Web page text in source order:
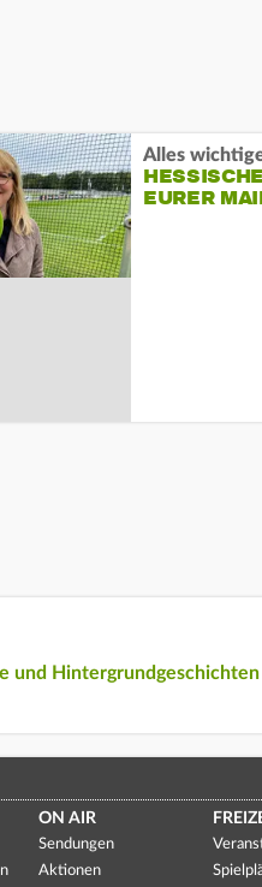
Alles
EURER
und
ON AIR
Sendungen
Aktionen